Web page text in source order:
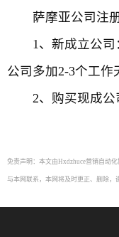
萨摩亚公司注
1、新成立公司
公司多加2-3个工作
2、购买现成公
免责声明：本文由Hxdzhuce营销自动
与本网联系，本网将及时更正、删除，